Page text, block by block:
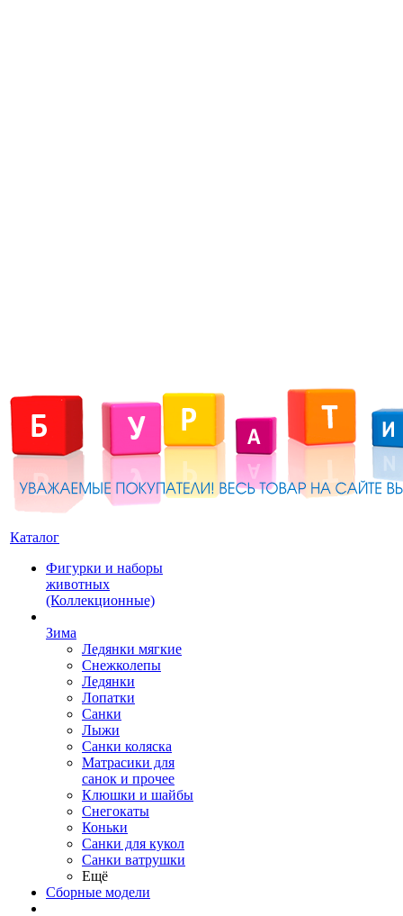
Каталог
Фигурки и наборы
животных
(Коллекционные)
Зима
Ледянки мягкие
Снежколепы
Ледянки
Лопатки
Санки
Лыжи
Санки коляска
Матрасики для
санок и прочее
Клюшки и шайбы
Снегокаты
Коньки
Санки для кукол
Санки ватрушки
Ещё
Сборные модели